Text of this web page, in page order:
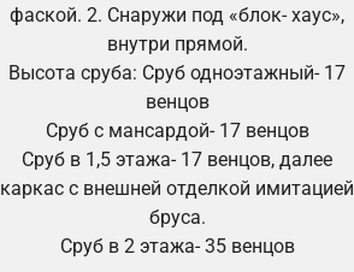
фаской. 2. Снаружи под «блок- хаус»,
внутри прямой.
Высота сруба: Сруб одноэтажный- 17
венцов
Сруб с мансардой- 17 венцов
Сруб в 1,5 этажа- 17 венцов, далее
каркас с внешней отделкой имитацией
бруса.
Сруб в 2 этажа- 35 венцов